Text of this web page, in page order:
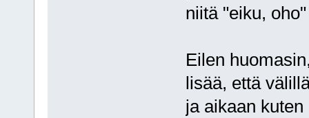
niitä "eiku,
Eilen
lisää, että
ja aikaan